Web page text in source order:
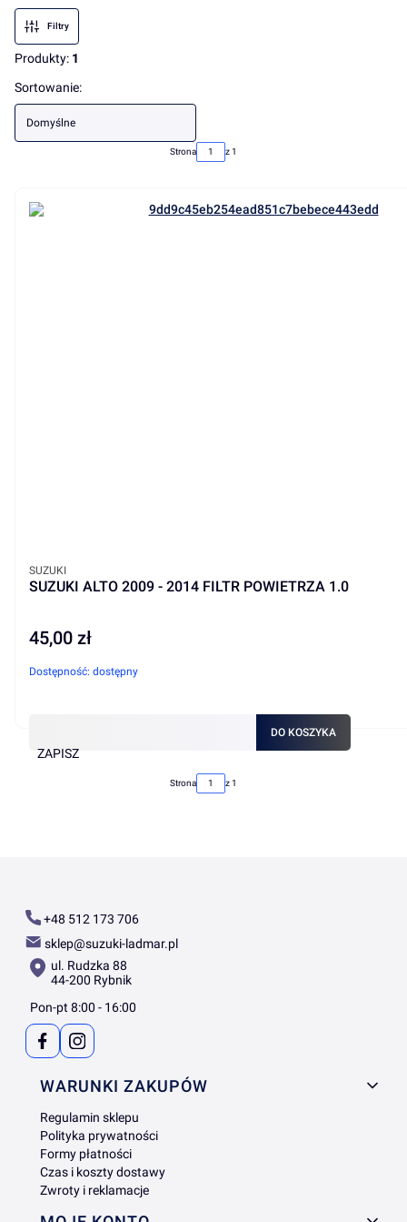
Filtry
Produkty: 1
Lista produktów
Sortowanie:
Domyślne
Strona z 1
SUZUKI ALTO 2009 - 2014 FILTR POWIETRZA 1.0
PRODUCENT
SUZUKI
Cena
45,00 zł
Dostępność: dostępny
ZAPISZ
DO KOSZYKA
Strona z 1
+48 512 173 706
sklep@suzuki-ladmar.pl
ul. Rudzka 88
44-200 Rybnik
Pon-pt 8:00 - 16:00
Linki w stopce
WARUNKI ZAKUPÓW
Regulamin sklepu
Polityka prywatności
Formy płatności
Czas i koszty dostawy
Zwroty i reklamacje